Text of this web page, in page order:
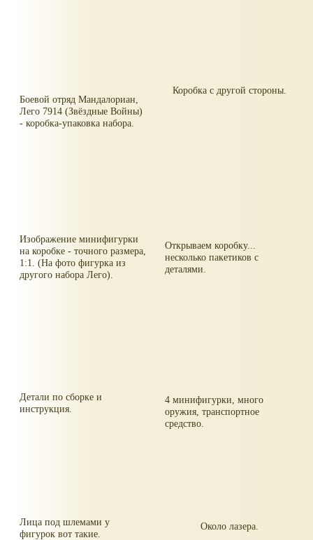
Боевой отряд Мандалориан,
Лего 7914 (Звёздные Войны)
- коробка-упаковка набора.
Коробка с другой стороны.
Изображение минифигурки
на коробке - точного размера,
1:1. (На фото фигурка из
другого набора Лего).
Открываем коробку...
несколько пакетиков с
деталями.
Детали по сборке и
инструкция.
4 минифигурки, много
оружия, транспортное
средство.
Лица под шлемами у
фигурок вот такие.
Около лазера.